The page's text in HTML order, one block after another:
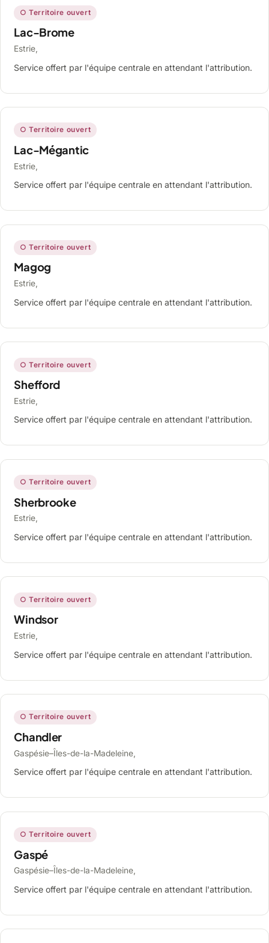
○ Territoire ouvert
Lac-Brome
Estrie,
Service offert par l'équipe centrale en attendant l'attribution.
○ Territoire ouvert
Lac-Mégantic
Estrie,
Service offert par l'équipe centrale en attendant l'attribution.
○ Territoire ouvert
Magog
Estrie,
Service offert par l'équipe centrale en attendant l'attribution.
○ Territoire ouvert
Shefford
Estrie,
Service offert par l'équipe centrale en attendant l'attribution.
○ Territoire ouvert
Sherbrooke
Estrie,
Service offert par l'équipe centrale en attendant l'attribution.
○ Territoire ouvert
Windsor
Estrie,
Service offert par l'équipe centrale en attendant l'attribution.
○ Territoire ouvert
Chandler
Gaspésie–Îles-de-la-Madeleine,
Service offert par l'équipe centrale en attendant l'attribution.
○ Territoire ouvert
Gaspé
Gaspésie–Îles-de-la-Madeleine,
Service offert par l'équipe centrale en attendant l'attribution.